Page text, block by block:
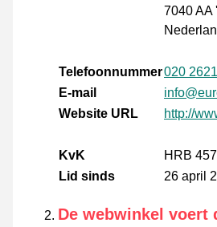
7040 AA
Telefoonnummer020
E-mail
Website URL
http://
KvK
HRB
Lid sinds
26 april
De webwinkel voert